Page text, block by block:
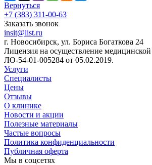
Вернуться
+7 (383) 311-00-63
Заказать звонок
insit@list.ru
г. Новосибирск, ул. Бориса Богаткова 24
Лицензия на осуществление медицинской
ЛО-54-01-005284 от 05.02.2019.
Услуги
Специалисты
Цены
Отзывы
О клинике
Новости и акции
Полезные материалы
Частые вопросы
Политика конфиденциальности
Публичная оферта
Мы в соцсетях